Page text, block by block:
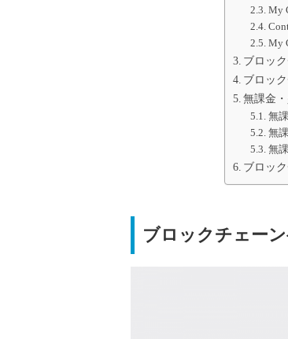
My
My
ブロッ
ブロッ
無課金
無
無
無
ブロッ
ブロックチェー